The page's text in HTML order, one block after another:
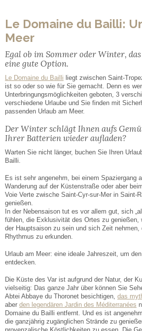
Le Domaine du Bailli:
Meer
Egal ob im Sommer oder Winter,
eine gute Option.
Le Domaine du Bailli liegt zwischen Saint-
ist so oder so wie für Sie gemacht. Denn es
Unterbringungsmöglichkeiten geboten, 3
verschiedene Urlaube und Sie finden mit
passenden Urlaub am Meer.
Der Winter schlägt Ihnen aufs
Ihrer Batterien wieder aufladen?
Warten Sie nicht länger, buchen Sie Ihren
Bailli.
Es ist sehr angenehm, bei einem Spaziergang
Wanderung auf der Küstenstraße oder aber
Voie Verte zwische Saint-Cyr-sur-Mer in Saint-
genießen.
In der Nebensaison tut es vor allem gut, sich
fühlen, die Exklusivität des Ortes zu genießen,
der Hauptsaison zu sein und sich Zeit
Rhythmus zu erkunden.
Urlaub am Meer: eine ideale Jahreszeit, um
entdecken.
Die Küste des Var ist aufgrund der Natur, der
vielseitig: Das ganze Jahr über können Sie
Abtei Abbaye du Thoronet besichtigen, das
aber den legendären Jardin des Méditerranées
Domaine du Bailli entfernt. Und es ist
die ganzjährig zugänglichen Strände zu